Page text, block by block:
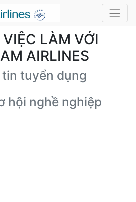
LÀM VỚI
AIRLINES
tuyển dụng
hội nghề nghiệp